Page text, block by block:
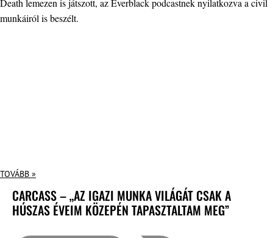
munkáiról is beszélt.
TOVÁBB »
CARCASS – „AZ IGAZI MUNKA VILÁGÁT CSAK A
HÚSZAS ÉVEIM KÖZEPÉN TAPASZTALTAM MEG”